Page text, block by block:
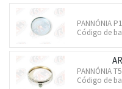
PANNÓNIA
Código de
PANNÓNIA
Código de